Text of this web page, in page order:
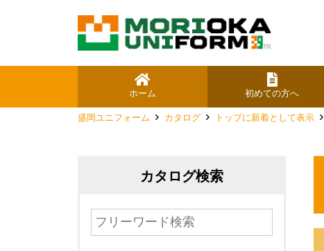
ホーム 初めての方へ
盛岡ユニフォーム カタログ トップに新着として表示
カタログ検索